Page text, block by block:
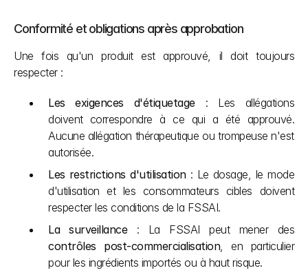
Conformité et obligations après approbation
Une fois qu'un produit est approuvé, il doit toujours
respecter :
Les exigences d'étiquetage : Les allégations
doivent correspondre à ce qui a été approuvé.
Aucune allégation thérapeutique ou trompeuse n'est
autorisée.
Les restrictions d'utilisation : Le dosage, le mode
d'utilisation et les consommateurs cibles doivent
respecter les conditions de la FSSAI.
La surveillance
contrôles post-commercialisation, en particulier
pour les ingrédients importés ou à haut risque.